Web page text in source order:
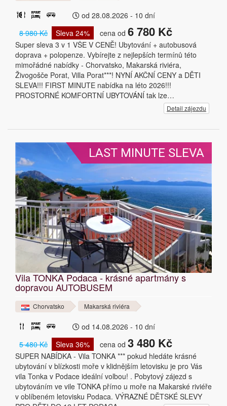
od 28.08.2026 - 10 dní
8 980 Kč
Sleva 24% cena od 6 780 Kč
Super sleva 3 v 1 VŠE V CENĚ! Ubytování + autobusová
doprava + polopenze. Vybírejte z nejlepších termínů této
mimořádné nabídky - Chorvatsko, Makarská riviéra,
Živogošče Porat, Villa Porat***! NYNÍ AKČNÍ CENY a DĚTI
SLEVA!!! FIRST MINUTE nabídka na léto 2026!!!
PROSTORNÉ KOMFORTNÍ UBYTOVÁNÍ tak lze…
Detail zájezdu
LAST MINUTE SLEVA
Vila TONKA Podaca - krásné apartmány s
dopravou AUTOBUSEM
Chorvatsko Makarská riviéra
od 14.08.2026 - 10 dní
5 480 Kč
Sleva 36% cena od 3 480 Kč
SUPER NABÍDKA - Vila TONKA *** pokud hledáte krásné
ubytování v blízkosti moře v klidnějším letovisku je pro Vás
vila Tonka v Podace ideální volbou! . Pobytový zájezd s
ubytováním ve vile TONKA přímo u moře na Makarské riviéře
v oblíbeném letovisku Podaca. VÝRAZNÉ DĚTSKÉ SLEVY